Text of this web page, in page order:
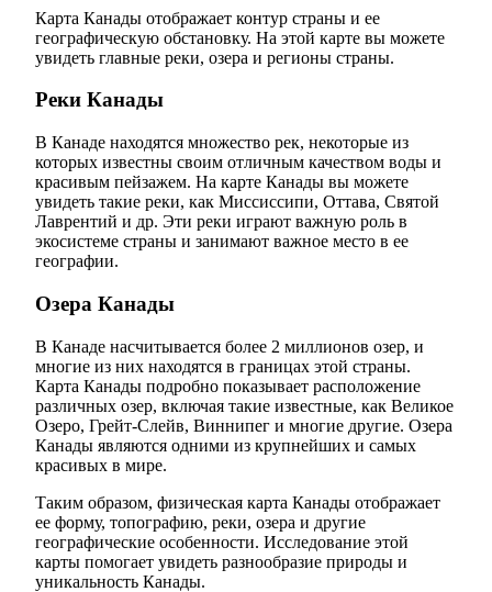
Карта Канады отображает контур страны и ее
географическую обстановку. На этой карте вы можете
увидеть главные реки, озера и регионы страны.
Реки Канады
В Канаде находятся множество рек, некоторые из
которых известны своим отличным качеством воды и
красивым пейзажем. На карте Канады вы можете
увидеть такие реки, как Миссиссипи, Оттава, Святой
Лаврентий и др. Эти реки играют важную роль в
экосистеме страны и занимают важное место в ее
географии.
Озера Канады
В Канаде насчитывается более 2 миллионов озер, и
многие из них находятся в границах этой страны.
Карта Канады подробно показывает расположение
различных озер, включая такие известные, как Великое
Озеро, Грейт-Слейв, Виннипег и многие другие. Озера
Канады являются одними из крупнейших и самых
красивых в мире.
Таким образом, физическая карта Канады отображает
ее форму, топографию, реки, озера и другие
географические особенности. Исследование этой
карты помогает увидеть разнообразие природы и
уникальность Канады.